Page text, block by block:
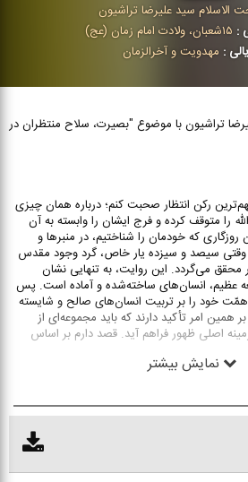
الاسلام سید علیرضا تراشیون
: ۱۵شعبان، ولادت امام زمان (عج)
: مهدویت و آخرالزمان
تراشیون با موضوع "بصیرت، سلاح منتظران در
رکن انتظار صحبت کنم؛ درباره همان چیزی
را متوقف کرده و فرج ایشان را وابسته به آن
که خودمان را شناختیم، در منبرها و
وقتی سیصد و سیزده یار خاص، گرد وجود مقدس
می‌گردد. این روایت، به تنهایی نشان
عظیم، انسان‌های ساخته‌شده و آماده است. پس
همّت خود را بر تربیت انسان‌های صالح و شایسته
بر همین امر تأکید دارند که باید مجموعه‌ای از
اصلی ظهور فراهم آید. قصد دارم بر اساس
نمایش بیشتر